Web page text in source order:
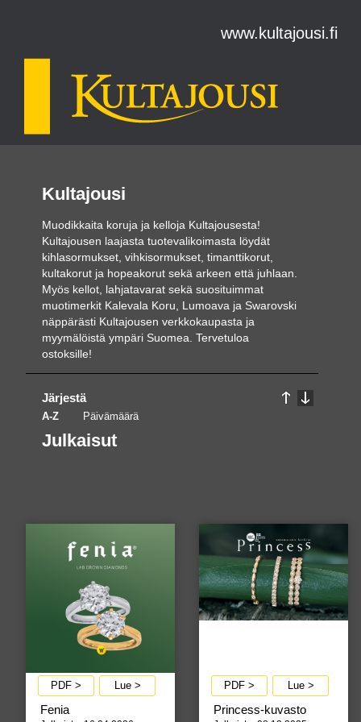
www.kultajousi.fi
Kultajousi
Muodikkaita koruja ja kelloja Kultajousesta!
Kultajousen laajasta tuotevalikoimasta löydät
kihlasormukset, vihkisormukset, timanttikorut,
kultakorut ja hopeakorut sekä arkeen että juhlaan.
Myös kellot, lahjatavarat sekä suosituimmat
muotimerkit Kalevala Koru, Lumoava ja Swarovski
näppärästi Kultajousen verkkokaupasta ja
myymälöistä ympäri Suomea. Tervetuloa
ostoksille!
Järjestä
A-Z Päivämäärä
Julkaisut
Fenia
PDF > Lue >
Princess-kuvasto
PDF > Lue >